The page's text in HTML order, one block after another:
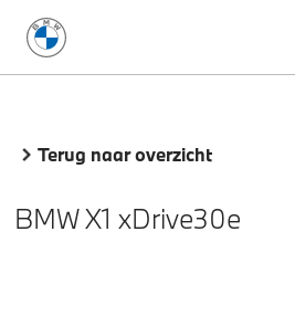
Terug naar overzicht
BMW X1 xDrive30e